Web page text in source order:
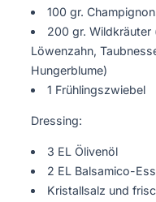
100 gr.
200 gr. Wildkräuter
Löwenzahn,
Hungerblume)
1 Frühlingszwiebel
Dressing:
3 EL Ölivenöl
2 EL Balsamico-
Kristallsalz und